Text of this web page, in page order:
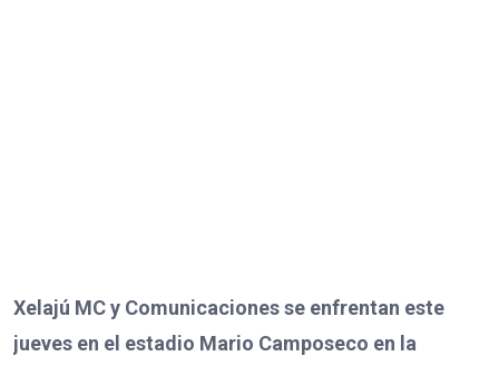
Xelajú MC y Comunicaciones se enfrentan este
jueves en el estadio Mario Camposeco en la